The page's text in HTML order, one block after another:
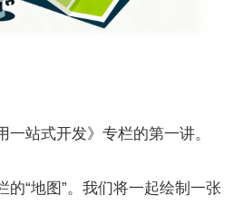
站式开发》专栏的第一讲。
的“地图”。我们将一起绘制一张